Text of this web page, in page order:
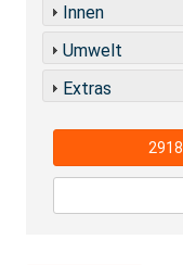
Innen
Umwelt
Extras
2918